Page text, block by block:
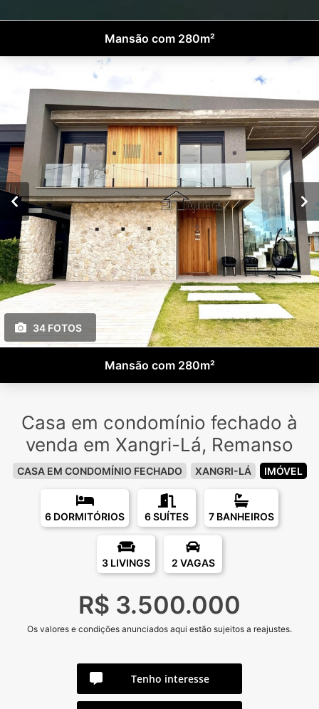
Mansão com 280m²
34 FOTOS
Mansão com 280m²
Casa em condomínio fechado à
venda em Xangri-Lá, Remanso
CASA EM CONDOMÍNIO FECHADO XANGRI-LÁ IMÓVEL
6 DORMITÓRIOS 6 SUÍTES 7 BANHEIROS
3 LIVINGS 2 VAGAS
R$ 3.500.000
Os valores e condições anunciados aqui estão sujeitos a reajustes.
Tenho interesse